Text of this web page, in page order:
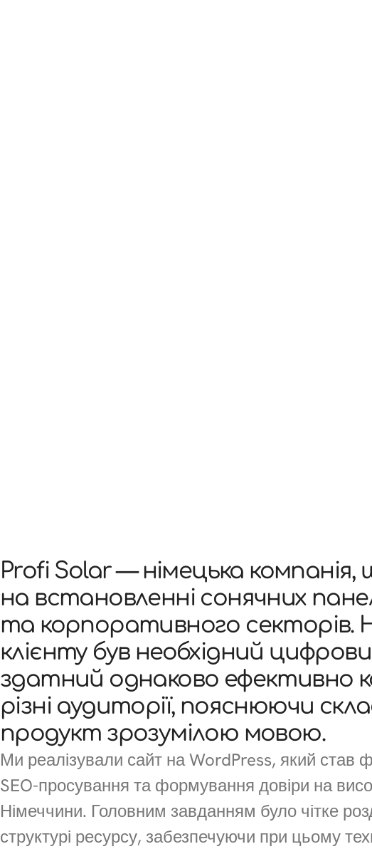
Profi Solar — німецька компанія,
на встановленні сонячних
та корпоративного секторів.
клієнту був необхідний
здатний однаково ефективно
різні аудиторії, пояснюючи
продукт зрозумілою мовою.
Ми реалізували сайт на WordPress, який
SEO-просування та формування довіри на
Німеччини. Головним завданням було чітке
структурі ресурсу, забезпечуючи при цьому